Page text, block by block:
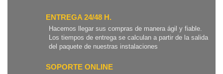
ENTREGA 24/48 H.
Hacemos llegar sus compras de manera ágil y fiable.
Los tiempos de entrega se calculan a partir de la salida
del paquete de nuestras instalaciones
SOPORTE ONLINE